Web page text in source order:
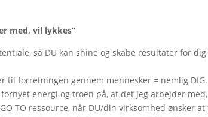
med, vil lykkes”
så DU kan shine og skabe resultater for dig
forretningen gennem mennesker = nemlig DIG.
energi og troen på, at det jeg arbejder med,
TO ressource, når DU/din virksomhed ønsker